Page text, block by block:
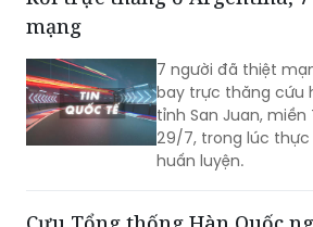
7 người đã thiệt
tỉnh San Juan, miền
29/7, trong lúc thực
huấn luyện.
Cựu Tổng thống Hàn Quốc